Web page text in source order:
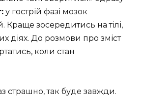
у гострій фазі мозок
Краще зосередитись на тілі,
діях. До розмови про зміст
коли стан
страшно, так буде завжди.